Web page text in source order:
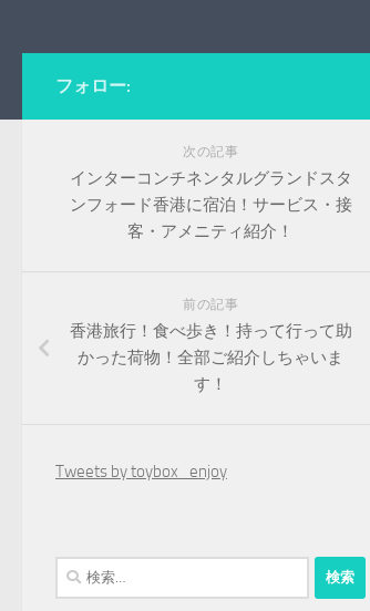
フォロー:
次の記事
インターコンチネンタルグランドスタ
ンフォード香港に宿泊！サービス・接
客・アメニティ紹介！
前の記事
香港旅行！食べ歩き！持って行って助
かった荷物！全部ご紹介しちゃいま
す！
Tweets by toybox_enjoy
検
索: